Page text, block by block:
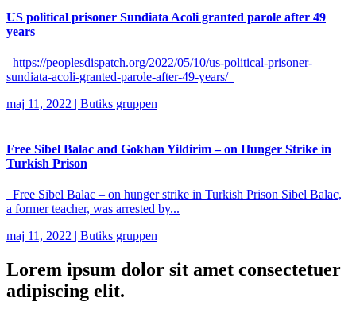
US political prisoner Sundiata Acoli granted parole after 49
years
https://peoplesdispatch.org/2022/05/10/us-political-prisoner-
sundiata-acoli-granted-parole-after-49-years/
maj 11, 2022 | Butiks gruppen
Free Sibel Balac and Gokhan Yildirim – on Hunger Strike in
Turkish Prison
Free Sibel Balac – on hunger strike in Turkish Prison Sibel Balac,
a former teacher, was arrested by...
maj 11, 2022
Butiks gruppen
Lorem ipsum dolor sit amet consectetuer
adipiscing elit.